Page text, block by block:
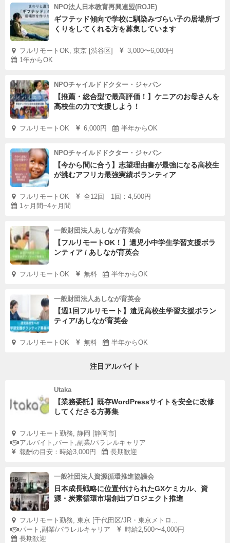
NPO法人日本教育再興連盟(ROJE)
ギフテッド傾向で学校に馴染みづらい子の居場所づ
くりをしてくれる方を募集しています
フルリモートOK, 東京 [渋谷区]
3,000〜6,000円
1年からOK
NPOチャイルドドクター・ジャパン
【推薦・総合型で最高評価！】ケニアのお母さんを
高校生の力で支援しよう！
フルリモートOK 6,000円 半年からOK
NPOチャイルドドクター・ジャパン
【今から間に合う】志望理由書が最強になる高校生
が挑むアフリカ最強実績ボランティア
フルリモートOK
全12回 1回：4,500円
1ヶ月間~4ヶ月間
一般財団法人あしなが育英会
【フルリモートOK！】遺児小中学生学習支援ボラ
ンティア / あしなが育英会
フルリモートOK 無料 半年からOK
一般財団法人あしなが育英会
【週1回フルリモート】遺児高校生学習支援ボラン
ティア/あしなが育英会
フルリモートOK 無料 半年からOK
注目アルバイト
Utaka
【業務委託】既存WordPressサイトを安全に改修
してくださる方募集
フルリモート勤務, 静岡 [静岡市]
アルバイト,パート,副業/パラレルキャリア
報酬の目安：時給3,000円
長期歓迎
一般社団法人資源循環推進協議会
日本成長戦略に位置付けられたGXケミカル、資
源・炭素循環市場創出プロジェクト推進
フルリモート勤務, 東京 [千代田区/JR・東京メトロ...
パート,副業/パラレルキャリア
時給2,500〜4,000円
長期歓迎